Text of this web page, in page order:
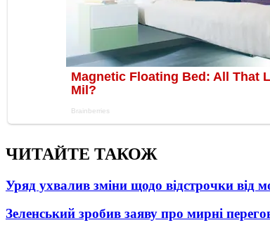
ЧИТАЙТЕ ТАКОЖ
Уряд ухвалив зміни щодо відстрочки від
Зеленський зробив заяву про мирні